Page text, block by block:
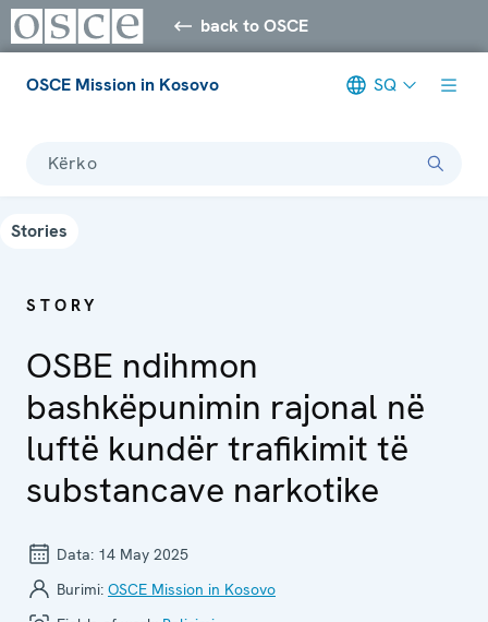
back to OSCE
OSCE Mission in Kosovo SQ
Kërko
Stories
STORY
OSBE ndihmon
bashkëpunimin rajonal në
luftë kundër trafikimit të
substancave narkotike
Data: 14 May 2025
Burimi: OSCE Mission in Kosovo